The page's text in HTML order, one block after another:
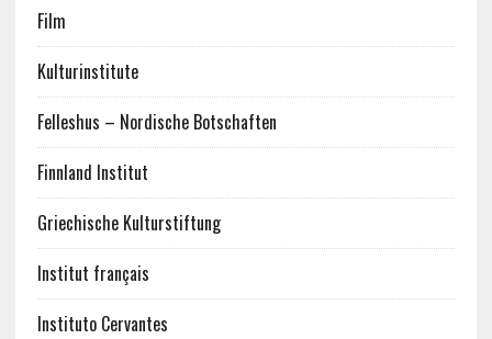
Film
Kulturinstitute
Felleshus – Nordische Botschaften
Finnland Institut
Griechische Kulturstiftung
Institut français
Instituto Cervantes